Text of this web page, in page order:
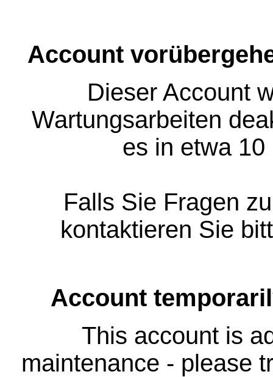
Account
Dieser Account
Wartungsarbeiten
es in etwa
Falls Sie Fragen
kontaktieren Sie
Account
This account is
maintenance - please